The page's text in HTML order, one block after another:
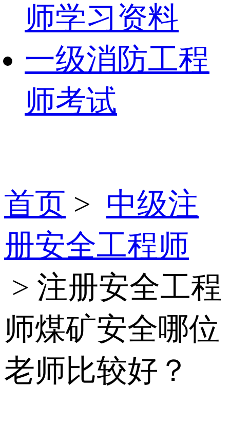
师学习资料
一级消防工程
师考试
首页 > 中级注
册安全工程师
> 注册安全工程
师煤矿安全哪位
老师比较好？